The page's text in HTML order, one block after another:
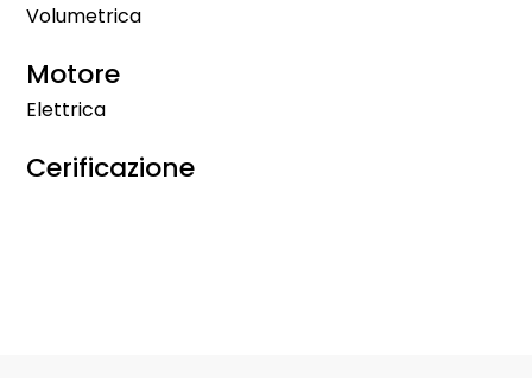
Volumetrica
Elettrica
Cerificazione
Motore